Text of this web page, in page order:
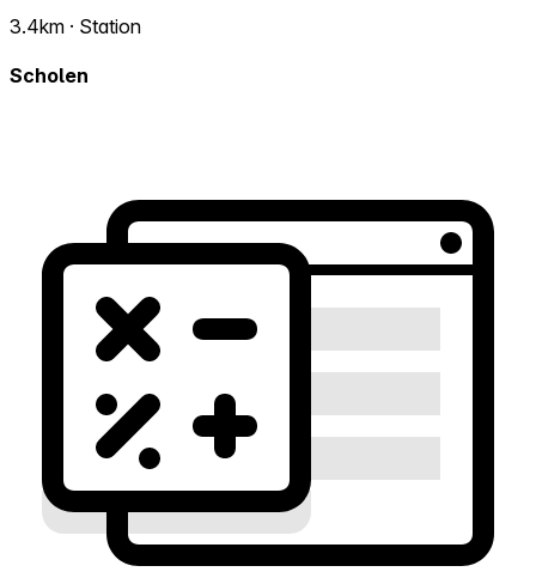
3.4km · Station
Scholen